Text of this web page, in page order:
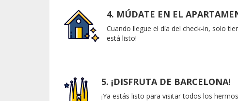
4. MÚDATE EN EL
Cuando llegue el día del check-in, solo
está listo!
5. ¡DISFRUTA DE BARCELONA!
¡Ya estás listo para visitar todos los